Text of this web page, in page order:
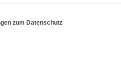
zum Datenschutz